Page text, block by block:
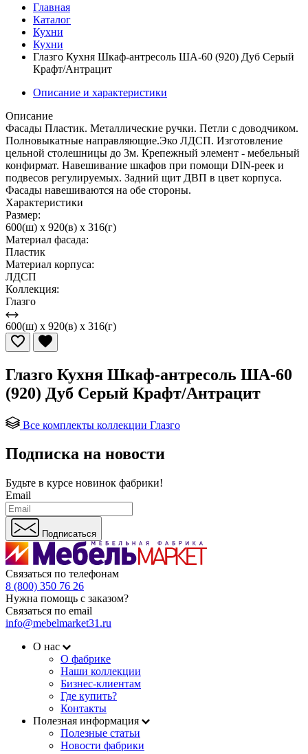
Главная
Каталог
Кухни
Кухни
Глазго Кухня Шкаф-антресоль ША-60 (920) Дуб Серый
Крафт/Антрацит
Описание и характеристики
Описание
Фасады Пластик. Металлические ручки. Петли с доводчиком.
Полновыкатные направляющие.Эко ЛДСП. Изготовление
цельной столешницы до 3м. Крепежный элемент - мебельный
конфирмат. Навешивание шкафов при помощи DIN-реек и
подвесов регулируемых. Задний щит ДВП в цвет корпуса.
Фасады навешиваются на обе стороны.
Характеристики
Размер:
600(ш) x 920(в) x 316(г)
Материал фасада:
Пластик
Материал корпуса:
ЛДСП
Коллекция:
Глазго
600(ш) x 920(в) x 316(г)
Глазго Кухня Шкаф-антресоль ША-60
(920) Дуб Серый Крафт/Антрацит
Все комплекты коллекции Глазго
Подписка на новости
Будьте в курсе новинок фабрики!
Email
Подписаться
Связаться по телефонам
8 (800) 350 76 26
Нужна помощь с заказом?
Связаться по email
info@mebelmarket31.ru
О нас
О фабрике
Наши коллекции
Бизнес-клиентам
Где купить?
Контакты
Полезная информация
Полезные статьи
Новости фабрики